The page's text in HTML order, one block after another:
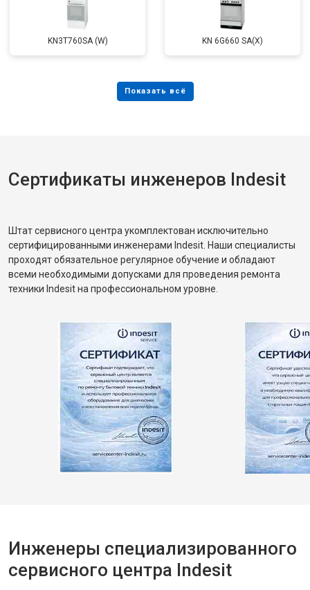
KN3T760SA (W) KN 6G660 SA(X)
Сертификаты инженеров Indesit
Штат сервисного центра укомплектован исключительно
сертифицированными инженерами Indesit. Наши специалисты
проходят обязательное регулярное обучение и обладают
всеми необходимыми допусками для проведения ремонта
техники Indesit на профессиональном уровне.
Инженеры специализированного
сервисного центра Indesit